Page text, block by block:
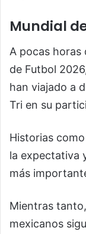
Mundial
A pocas horas
de Futbol
han viajado a
Tri en su
Historias
la expectativa
más
Mientras
mexicanos